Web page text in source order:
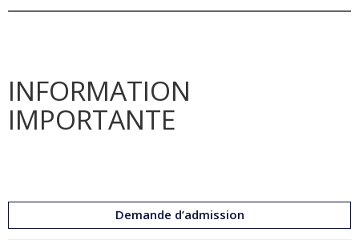
INFORMATION
IMPORTANTE
Demande d’admission